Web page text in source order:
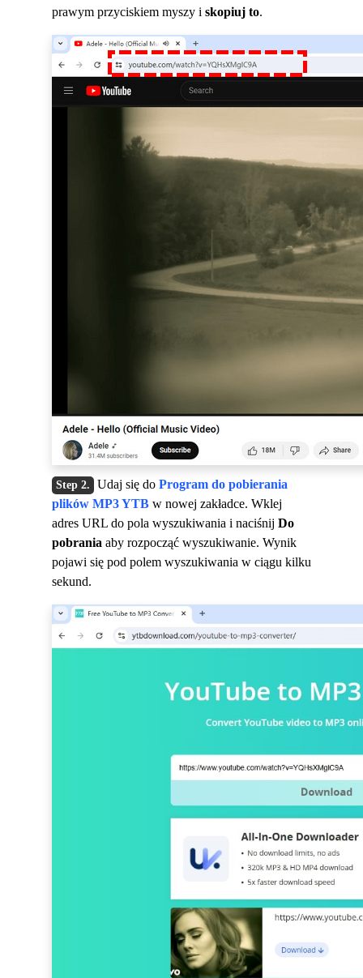
prawym przyciskiem myszy i skopiuj to.
Udaj się do Program do pobierania
plików MP3 YTB w nowej zakładce. Wklej
adres URL do pola wyszukiwania i naciśnij Do
pobrania aby rozpocząć wyszukiwanie. Wynik
pojawi się pod polem wyszukiwania w ciągu kilku
sekund.